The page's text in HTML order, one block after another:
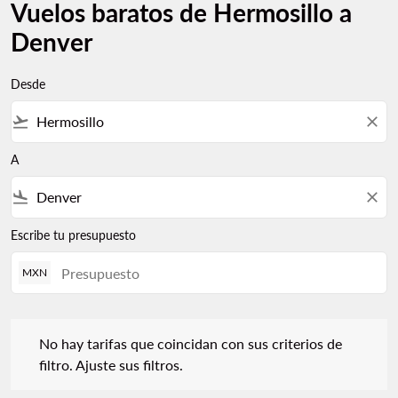
Vuelos baratos de Hermosillo a
Denver
Desde
flight_takeoff close
A
flight_land close
Escribe tu presupuesto
MXN
No hay tarifas que coincidan con sus criterios de
filtro. Ajuste sus filtros.